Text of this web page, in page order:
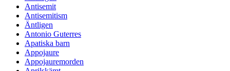
Antisemit
Antisemitism
Äntligen
Antonio Guterres
Apatiska barn
Appojaure
Appojauremorden